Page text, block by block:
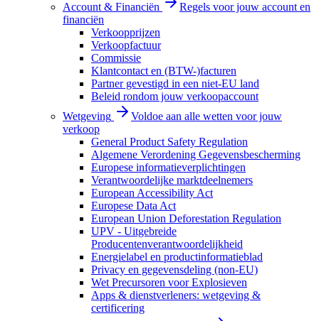
Account & Financiën
Regels voor jouw account en
financiën
Verkoopprijzen
Verkoopfactuur
Commissie
Klantcontact en (BTW-)facturen
Partner gevestigd in een niet-EU land
Beleid rondom jouw verkoopaccount
Wetgeving
Voldoe aan alle wetten voor jouw
verkoop
General Product Safety Regulation
Algemene Verordening Gegevensbescherming
Europese informatieverplichtingen
Verantwoordelijke marktdeelnemers
European Accessibility Act
Europese Data Act
European Union Deforestation Regulation
UPV - Uitgebreide
Producentenverantwoordelijkheid
Energielabel en productinformatieblad
Privacy en gegevensdeling (non-EU)
Wet Precursoren voor Explosieven
Apps & dienstverleners: wetgeving &
certificering